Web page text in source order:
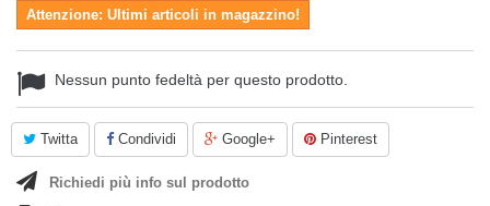
Attenzione: Ultimi articoli in magazzino!
Nessun punto fedeltà per questo prodotto.
Twitta Condividi Google+ Pinterest
Richiedi più info sul prodotto